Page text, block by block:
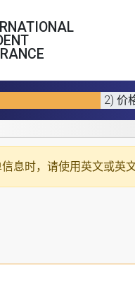
2) 价
息时，请使用 英文或英